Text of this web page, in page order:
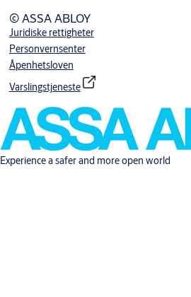
© ASSA ABLOY
Juridiske rettigheter
Personvernsenter
Åpenhetsloven
Varslingstjeneste
Experience a safer and more open world